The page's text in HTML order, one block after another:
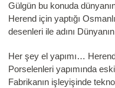
Gülgün bu konuda
Herend için yaptığı
desenleri ile adını
Her şey el yapımı…
Porselenleri yapımında
Fabrikanın işleyişinde